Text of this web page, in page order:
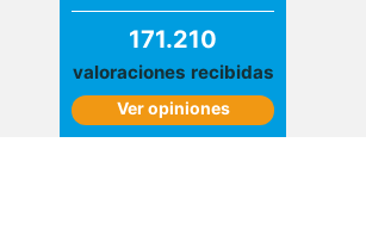
171.210
valoraciones recibidas
Ver opiniones